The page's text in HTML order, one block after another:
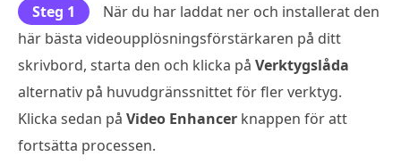
Steg 1
När du har laddat ner och installerat den
här bästa videoupplösningsförstärkaren på ditt
skrivbord, starta den och klicka på Verktygslåda
alternativ på huvudgränssnittet för fler verktyg.
Klicka sedan på Video Enhancer knappen för att
fortsätta processen.